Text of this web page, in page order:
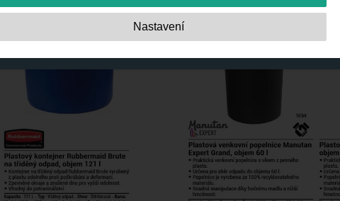
Tyto soubory cookie jsou nezbytné pro základní funkce, jako je
informace jsou agregované, takže jsou anonymní.
Funkce:
Tyto soubory cookie umožňují webovým stránkám poskytovat pokročilé
funkce a nastavení individuálních možností. Jde například o volbu velikosti písma
atd.
Reklama:Tyto soubory cookie se používají k zobrazování reklam, které jsou pro
vás a vaše zájmy relevantnější. Neukládají osobní údaje, ale vycházejí z historie
Nastavení